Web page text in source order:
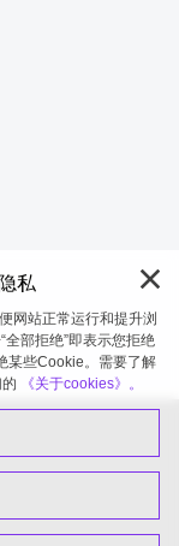
私
网站正常运行和提升浏
全部拒绝”即表示您拒绝
某些Cookie。需要了解
《关于cookies》。